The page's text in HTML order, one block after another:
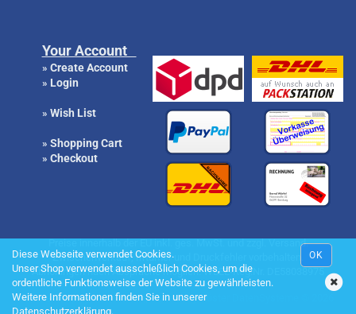
Diese Webseite verwendet Cookies.
Unser Shop verwendet ausschleßlich Cookies, um die
ordentliche Funktionsweise der Website zu gewährleisten.
Weitere Informationen finden Sie in unserer
Datenschutzerklärung.
OK
Your Account
» Create Account
» Login
» Wish List
» Shopping Cart
» Checkout
Preise innerhalb der EU inkl. ges. MwSt. und zzgl. Versand.
Zwischenverkauf, Irrtümer und Druckfehler vorbehalten.
Abholungen nach Absprache möglich. WEEE-Reg.Nr. DE58038975
Online Shop byGambio.de|| Content by Küster DatenSysteme © 2026